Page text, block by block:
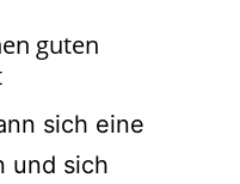
guten
sich eine
und sich